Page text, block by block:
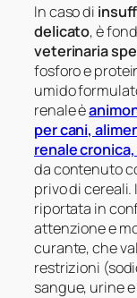
In caso di
delicato, è
veterinaria
fosforo e
umido
renale è
per cani,
renale
da contenuto
privo di
riportata in
attenzione e
curante, che
restrizioni
sangue, urine